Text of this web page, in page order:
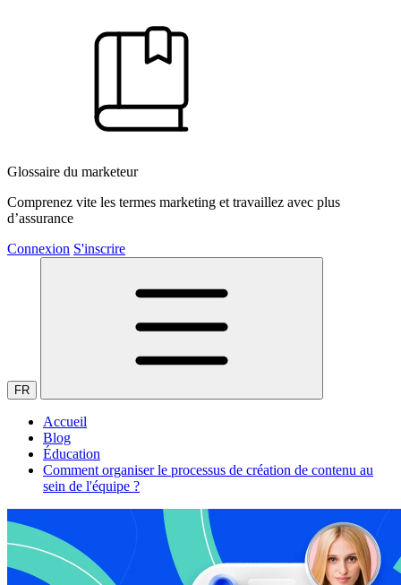
Glossaire du marketeur
Comprenez vite les termes marketing et travaillez avec plus
d’assurance
Connexion S'inscrire
FR
Accueil
Blog
Éducation
Comment organiser le processus de création de contenu au
sein de l'équipe ?